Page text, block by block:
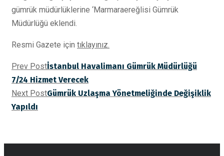
gümrük müdürlüklerine ‘Marmaraereğlisi Gümrük
Müdürlüğü eklendi.
Resmi Gazete için tıklayınız.
Prev Postİstanbul Havalimanı Gümrük Müdürlüğü
7/24 Hizmet Verecek
Next PostGümrük Uzlaşma Yönetmeliğinde Değişiklik
Yapıldı